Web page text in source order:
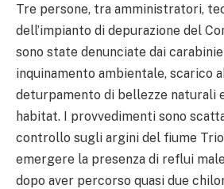
Tre persone, tra amministratori,
dell’impianto di depurazione del
sono state denunciate dai
inquinamento ambientale, scarico
deturpamento di bellezze naturali
habitat. I provvedimenti sono
controllo sugli argini del fiume
emergere la presenza di reflui
dopo aver percorso quasi due